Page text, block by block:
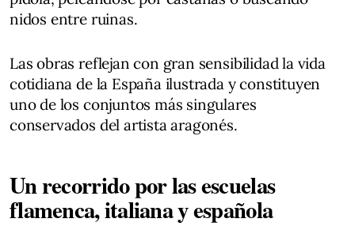
nidos entre ruinas.
Las obras reflejan con gran sensibilidad la vida
cotidiana de la España ilustrada y constituyen
uno de los conjuntos más singulares
conservados del artista aragonés.
Un recorrido por las escuelas
flamenca, italiana y española